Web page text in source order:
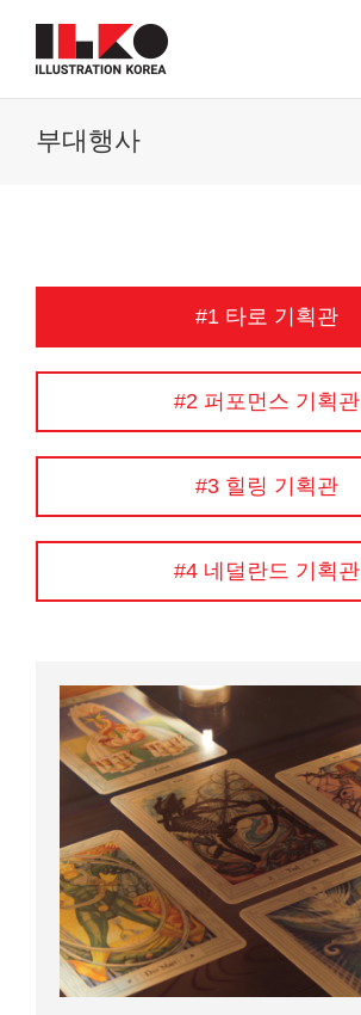
content
부대행사
#1 타로 기획관
#2 퍼포먼스 기획관
#3 힐링 기획관
#4 네덜란드 기획관